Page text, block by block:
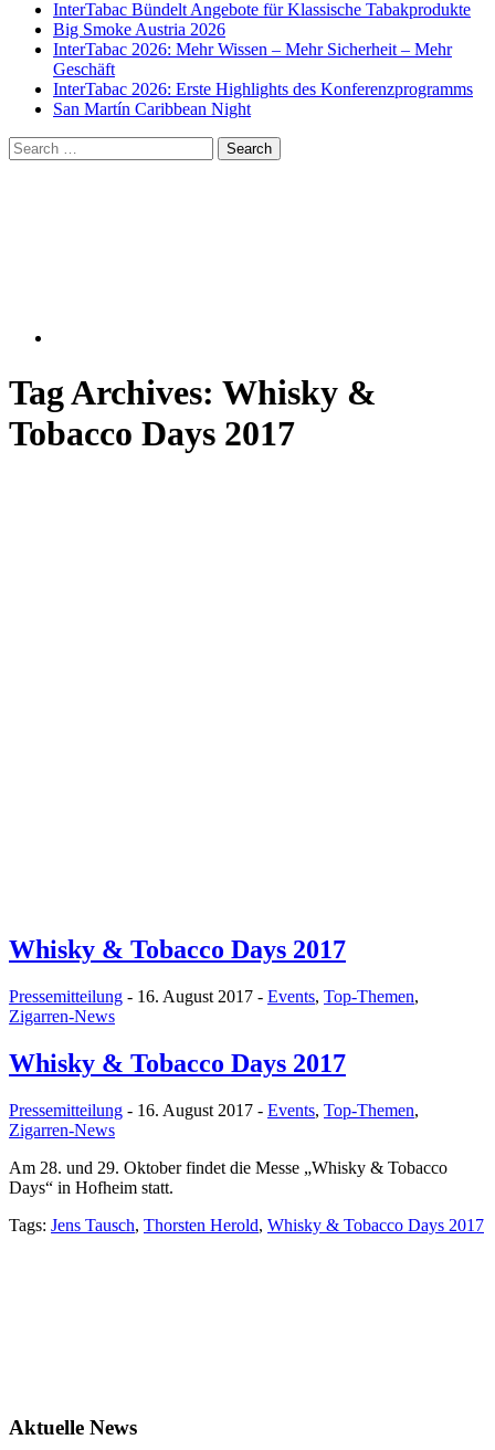
InterTabac Bündelt Angebote für Klassische Tabakprodukte
Big Smoke Austria 2026
InterTabac 2026: Mehr Wissen – Mehr Sicherheit – Mehr
Geschäft
InterTabac 2026: Erste Highlights des Konferenzprogramms
San Martín Caribbean Night
Tag Archives: Whisky &
Tobacco Days 2017
Whisky & Tobacco Days 2017
Pressemitteilung - 16. August 2017 - Events, Top-Themen,
Zigarren-News
Whisky & Tobacco Days 2017
Pressemitteilung - 16. August 2017 - Events, Top-Themen,
Zigarren-News
Am 28. und 29. Oktober findet die Messe „Whisky & Tobacco
Days“ in Hofheim statt.
Tags: Jens Tausch, Thorsten Herold, Whisky & Tobacco Days 2017
Aktuelle News